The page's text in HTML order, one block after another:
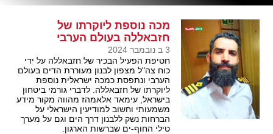
מכה נוספת ליוקרתו של
חזבאללה בעולם הערבי
3 ב נובמבר 2024
חטיפת הפעיל הבכיר של חזבאללה על ידי
כוח צה"ל מצפון לבנון מעוררת הדים בעולם
הערבי ונתפסת כמכה ישראלית נוספת
ליוקרתו של חזבאללה. לדברי גורמי ביטחון
בישראל, עימאד אלאמהז מהווה מקור מידע
משמעותי וחשוב למודיעין הישראלי על
הברחות נשק ללבנון דרך הים וגם על מערך
טילי החוף-ים שברשות הארגון.